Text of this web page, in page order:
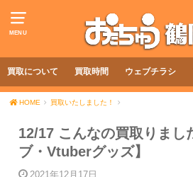
MENU
買取について 買取時間 ウェブチラシ
HOME 買取いたしました！
12/17 こんなの買取りまし
ブ・Vtuberグッズ】
2021年12月17日